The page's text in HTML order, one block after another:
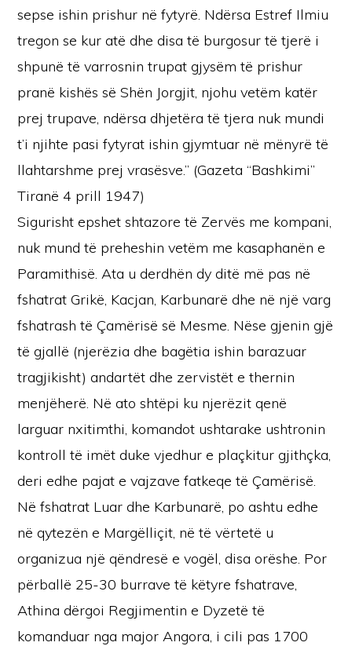
sepse ishin prishur në fytyrë. Ndërsa Estref Ilmiu
tregon se kur atë dhe disa të burgosur të tjerë i
shpunë të varrosnin trupat gjysëm të prishur
pranë kishës së Shën Jorgjit, njohu vetëm katër
prej trupave, ndërsa dhjetëra të tjera nuk mundi
t’i njihte pasi fytyrat ishin gjymtuar në mënyrë të
llahtarshme prej vrasësve.” (Gazeta “Bashkimi”
Tiranë 4 prill 1947)
Sigurisht epshet shtazore të Zervës me kompani,
nuk mund të preheshin vetëm me kasaphanën e
Paramithisë. Ata u derdhën dy ditë më pas në
fshatrat Grikë, Kacjan, Karbunarë dhe në një varg
fshatrash të Çamërisë së Mesme. Nëse gjenin gjë
të gjallë (njerëzia dhe bagëtia ishin barazuar
tragjikisht) andartët dhe zervistët e thernin
menjëherë. Në ato shtëpi ku njerëzit qenë
larguar nxitimthi, komandot ushtarake ushtronin
kontroll të imët duke vjedhur e plaçkitur gjithçka,
deri edhe pajat e vajzave fatkeqe të Çamërisë.
Në fshatrat Luar dhe Karbunarë, po ashtu edhe
në qytezën e Margëlliçit, në të vërtetë u
organizua një qëndresë e vogël, disa orëshe. Por
përballë 25-30 burrave të këtyre fshatrave,
Athina dërgoi Regjimentin e Dyzetë të
komanduar nga major Angora, i cili pas 1700